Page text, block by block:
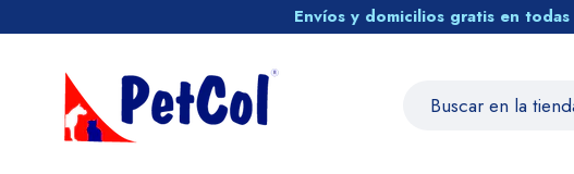
Envíos y domicilios gratis en